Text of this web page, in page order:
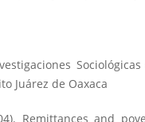
Juárez de Oaxaca
Remittances and